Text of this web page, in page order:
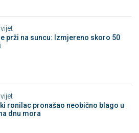
prži na suncu: Izmjereno skoro 50
ronilac pronašao neobično blago u
dnu mora